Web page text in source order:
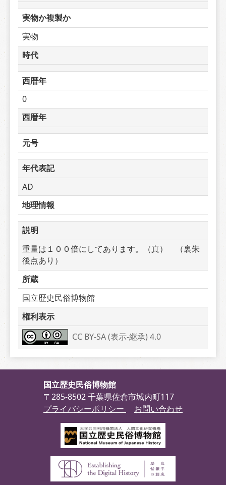
実物か複製か
実物
時代
西暦年
0
西暦年
元号
年代表記
AD
地理情報
説明
重量は１００倍にしてあります。（真）　（裏朱
後点あり）
所蔵
国立歴史民俗博物館
権利表示
CC BY-SA (表示-継承) 4.0
国立歴史民俗博物館
〒285-8502 千葉県佐倉市城内町117
プライバシーポリシー
お問い合わせ